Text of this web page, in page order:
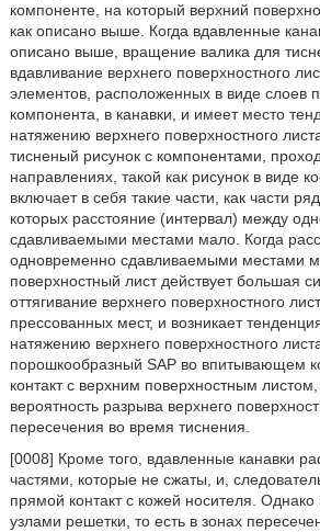
компоненте, на который верхний
как описано выше. Когда вдавленные
описано выше, вращение валика для
вдавливание верхнего поверхностного
элементов, расположенных в виде слоев
компонента, в канавки, и имеет место
натяжению верхнего поверхностного
тисненый рисунок с компонентами,
направлениях, такой как рисунок в виде
включает в себя такие части, как части
которых расстояние (интервал) между
сдавливаемыми местами мало. Когда
одновременно сдавливаемыми местами
поверхностный лист действует большая
оттягивание верхнего поверхностного
прессованных мест, и возникает
натяжению верхнего поверхностного
порошкообразный SAP во впитывающем
контакт с верхним поверхностным
вероятность разрыва верхнего
пересечения во время тиснения.
[0008] Кроме того, вдавленные канавки
частями, которые не сжаты, и,
прямой контакт с кожей носителя. Однако
узлами решетки, то есть в зонах